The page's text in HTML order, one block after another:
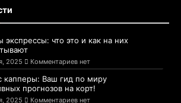
экспрессы: что это и как на них
2025 Комментариев нет
капперы: Ваш гид по миру
прогнозов на корт!
2025 Комментариев нет